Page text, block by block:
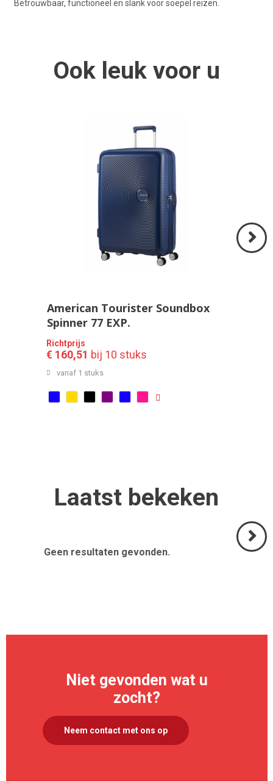
Betrouwbaar, functioneel en slank voor soepel reizen.
Ook leuk voor u
American Tourister Soundbox
Spinner 77 EXP.
Richtprijs
€ 160,51 bij 10 stuks
vanaf 1 stuks
Laatst bekeken
Geen resultaten gevonden.
Niet gevonden wat u
zocht?
Neem contact met ons op